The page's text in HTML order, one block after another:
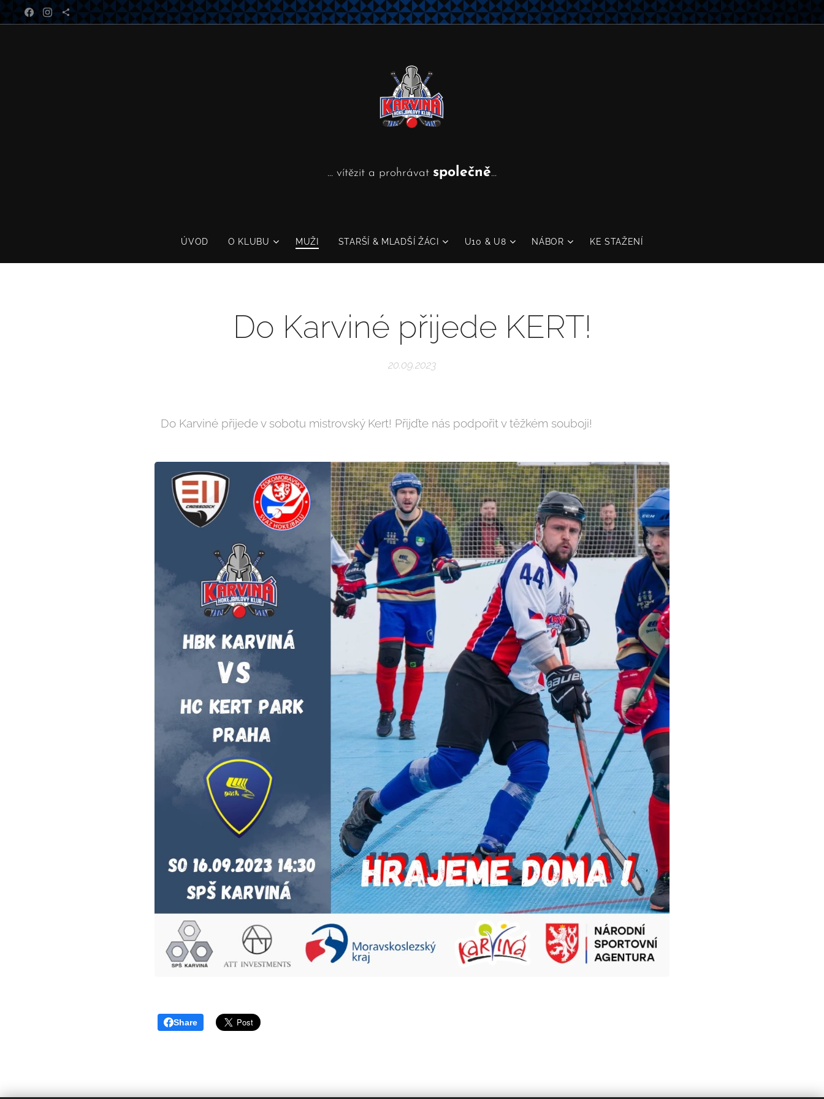
... vítězit a prohrávat společně...
ÚVOD O KLUBU MUŽI STARŠÍ & MLADŠÍ ŽÁCI U10 & U8 NÁBOR KE STAŽENÍ
Do Karviné přijede KERT!
20.09.2023
Do Karviné přijede v sobotu mistrovský Kert! Přijďte nás podpořit v těžkém souboji!
Share